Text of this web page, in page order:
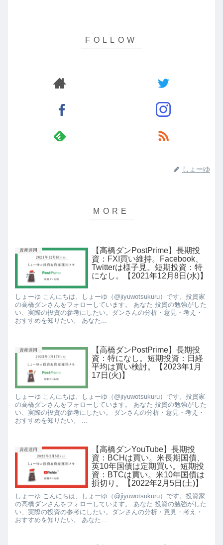
しょーゆ
資産運用
【高橋ダンPostPrime】長期投
資：FXI買い維持。Facebook、
Twitterは様子見。短期投資：特
になし。【2021年12月8日(水)】
しょーゆ こんにちは、しょーゆ（@jiyuwotsukuru）です。投資家
の高橋ダンさんをフォローしています。 あなた 投資の勉強がした
い、実際の投資の参考にしたい。ダンさんの分析・意見・考え・
おすすめを知りたい。 あなた...
資産運用
【高橋ダンPostPrime】長期投
資：特になし。短期投資：日経
平均は買い検討。【2023年1月
17日(火)】
しょーゆ こんにちは、しょーゆ（@jiyuwotsukuru）です。投資家
の高橋ダンさんをフォローしています。 あなた 投資の勉強がした
い、実際の投資の参考にしたい。 ダンさんの分析・意見・考え・
おすすめを知りたい。 ...
資産運用
【高橋ダンYouTube】長期投
資：BCHは買い。米長期国債、
英10年国債は定期買い。短期投
資：BTCは買い。米10年国債は
損切り。【2022年2月5日(土)】
しょーゆ こんにちは、しょーゆ（@jiyuwotsukuru）です。投資家
の高橋ダンさんをフォローしています。 あなた 投資の勉強がした
い、実際の投資の参考にしたい。ダンさんの分析・意見・考え・
おすすめを知りたい。 あなた...